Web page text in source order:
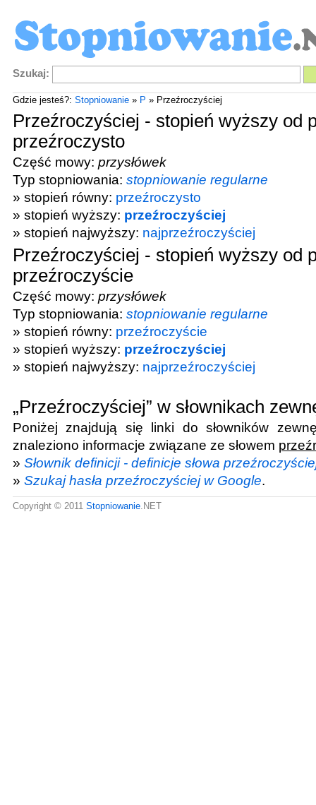
Szukaj:
Gdzie jesteś?: Stopniowanie» P » Przeźroczyściej
Przeźroczyściej - stopień wyższy od
przeźroczysto
Część mowy: przysłówek
Typ stopniowania: stopniowanie regularne
» stopień równy: przeźroczysto
» stopień wyższy: przeźroczyściej
» stopień najwyższy: najprzeźroczyściej
Przeźroczyściej - stopień wyższy od
przeźroczyście
Część mowy: przysłówek
Typ stopniowania: stopniowanie regularne
» stopień równy: przeźroczyście
» stopień wyższy: przeźroczyściej
» stopień najwyższy: najprzeźroczyściej
„Przeźroczyściej” w słownikach
Poniżej znajdują się linki do słowników
znaleziono informacje związane ze słowem
» Słownik definicji - definicje słowa
» Szukaj hasła przeźroczyściej w Google.
Copyright © 2011 Stopniowanie.NET